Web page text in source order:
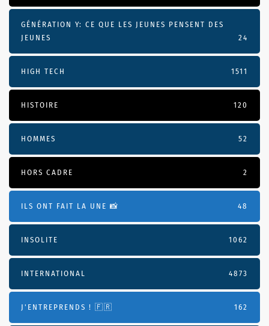
GÉNÉRATION Y: CE QUE LES JEUNES PENSENT DES
JEUNES
24
HIGH TECH 1511
HISTOIRE 120
HOMMES 52
HORS CADRE 2
ILS ONT FAIT LA UNE 📸 48
INSOLITE 1062
INTERNATIONAL 4873
J'ENTREPRENDS ! 🇫🇷 162